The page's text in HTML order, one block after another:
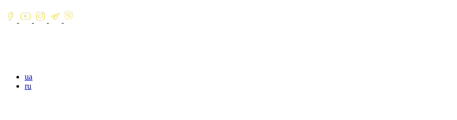
ua
ru